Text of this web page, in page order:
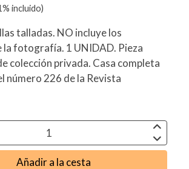
incluido)
talladas. NO incluye los
la fotografía. 1 UNIDAD. Pieza
colección privada. Casa completa
número 226 de la Revista
Añadir a la cesta